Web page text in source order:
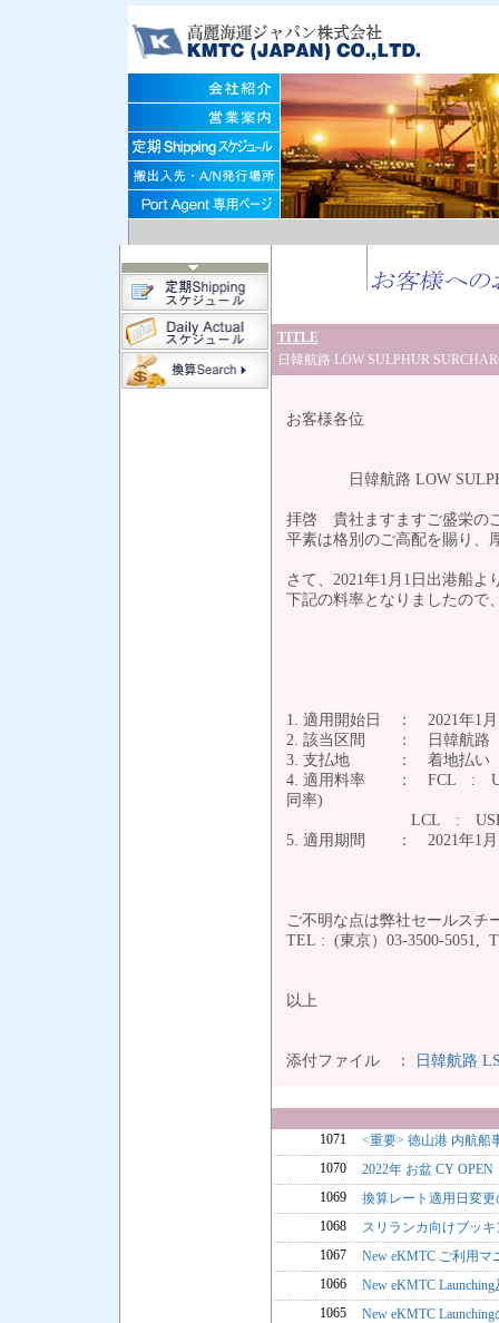
TITLE
日韓航路 LOW SULPHUR
お客様各位
日韓航路 LOW
拝啓 貴社ますますご盛栄の
平素は格別のご高配を賜り、
さて、2021年1月1日出港船よ
下記の料率となりましたので
1. 適用開始日 ： 2021年1月
2. 該当区間 ： 日韓航路
3. 支払地 ： 着地払い
4. 適用料率 ： FCL :
同率)
LCL : USD6/
5. 適用期間 ： 2021年1月1
ご不明な点は弊社セールス
TEL : (東京）03-
以上
添付ファイル ： 日韓航路
1071
<重要> 徳山港 内航船
1070
2022年 お盆 CY
1069
換算レート適用日変更
1068
スリランカ向けブッ
1067
New eKMTC ご利用マ
1066
New eKMTC
1065
New eKMTC